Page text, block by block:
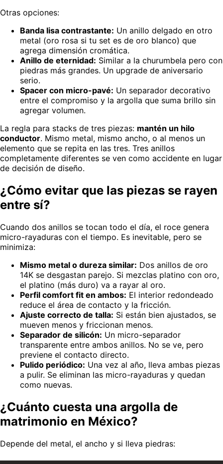
Otras opciones:
Banda lisa contrastante: Un anillo delgado en otro
metal (oro rosa si tu set es de oro blanco) que
agrega dimensión cromática.
Anillo de eternidad: Similar a la churumbela pero con
piedras más grandes. Un upgrade de aniversario
serio.
Spacer con micro-pavé: Un separador decorativo
entre el compromiso y la argolla que suma brillo sin
agregar volumen.
La regla para stacks de tres piezas: mantén un hilo
conductor. Mismo metal, mismo ancho, o al menos un
elemento que se repita en las tres. Tres anillos
completamente diferentes se ven como accidente en lugar
de decisión de diseño.
¿Cómo evitar que las piezas se rayen
entre sí?
Cuando dos anillos se tocan todo el día, el roce genera
micro-rayaduras con el tiempo. Es inevitable, pero se
minimiza:
Mismo metal o dureza similar: Dos anillos de oro
14K se desgastan parejo. Si mezclas platino con oro,
el platino (más duro) va a rayar al oro.
Perfil comfort fit en ambos: El interior redondeado
reduce el área de contacto y la fricción.
Ajuste correcto de talla: Si están bien ajustados, se
mueven menos y friccionan menos.
Separador de silicón: Un micro-separador
transparente entre ambos anillos. No se ve, pero
previene el contacto directo.
Pulido periódico: Una vez al año, lleva ambas piezas
a pulir. Se eliminan las micro-rayaduras y quedan
como nuevas.
¿Cuánto cuesta una argolla de
matrimonio en México?
Depende del metal, el ancho y si lleva piedras: